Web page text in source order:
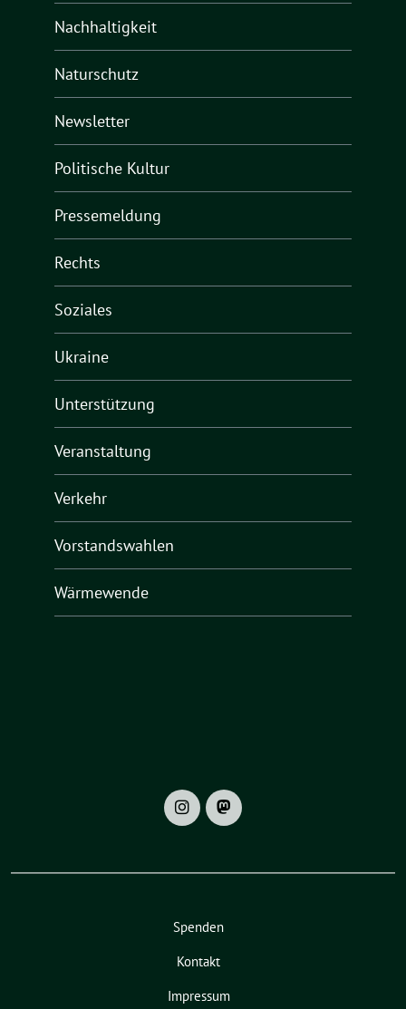
Nachhaltigkeit
Naturschutz
Newsletter
Politische Kultur
Pressemeldung
Rechts
Soziales
Ukraine
Unterstützung
Veranstaltung
Verkehr
Vorstandswahlen
Wärmewende
Spenden
Kontakt
Impressum